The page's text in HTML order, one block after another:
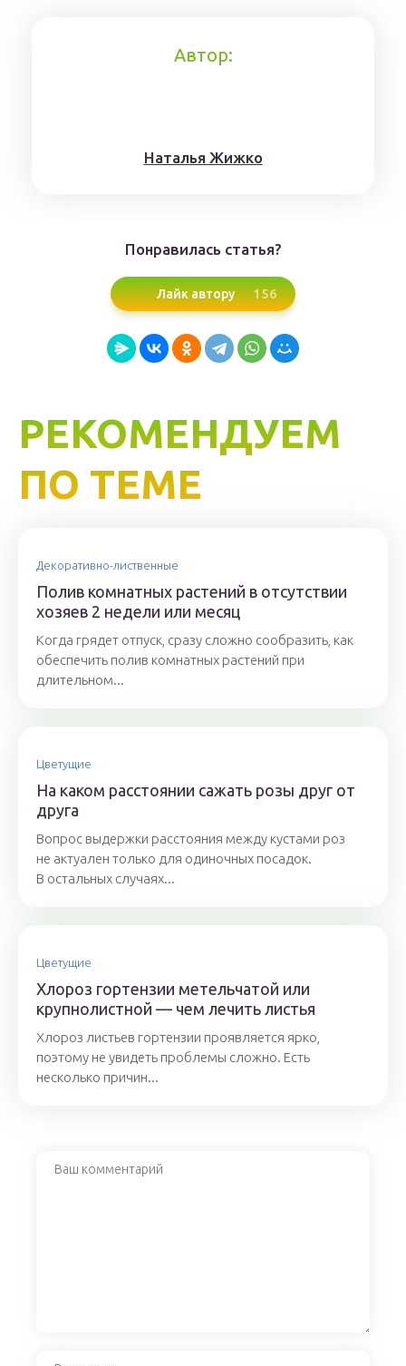
Автор:
Нaтaлья Жижкo
Понравилась статья?
Лайк автору 156
РЕКОМЕНДУЕМ
ПО ТЕМЕ
Декоративно-лиственные
Полив комнатных растений в отсутствии
хозяев 2 недели или месяц
Когда грядет отпуск, сразу сложно сообразить, как
обеспечить полив комнатных растений при
длительном...
Цветущие
На каком расстоянии сажать розы друг от
друга
Вопрос выдержки расстояния между кустами роз
не актуален только для одиночных посадок.
В остальных случаях...
Цветущие
Хлороз гортензии метельчатой или
крупнолистной — чем лечить листья
Хлороз листьев гортензии проявляется ярко,
поэтому не увидеть проблемы сложно. Есть
несколько причин...